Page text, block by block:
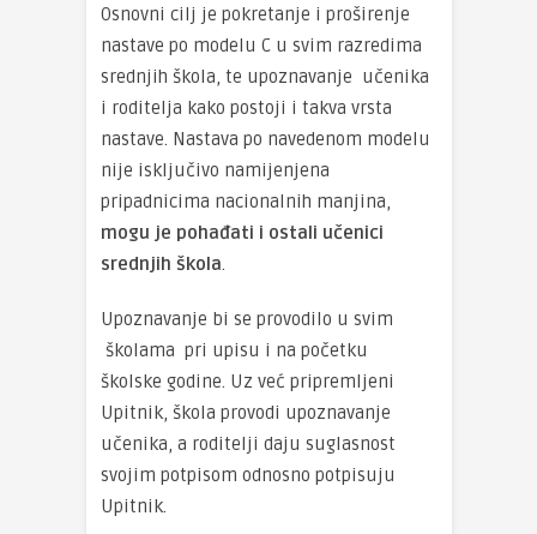
Osnovni cilj je pokretanje i proširenje
nastave po modelu C u svim razredima
srednjih škola, te upoznavanje učenika
i roditelja kako postoji i takva vrsta
nastave. Nastava po navedenom modelu
nije isključivo namijenjena
pripadnicima nacionalnih manjina,
mogu je pohađati i ostali učenici
srednjih škola.
Upoznavanje bi se provodilo u svim
školama pri upisu i na početku
školske godine. Uz već pripremljeni
Upitnik, škola provodi upoznavanje
učenika, a roditelji daju suglasnost
svojim potpisom odnosno potpisuju
Upitnik.